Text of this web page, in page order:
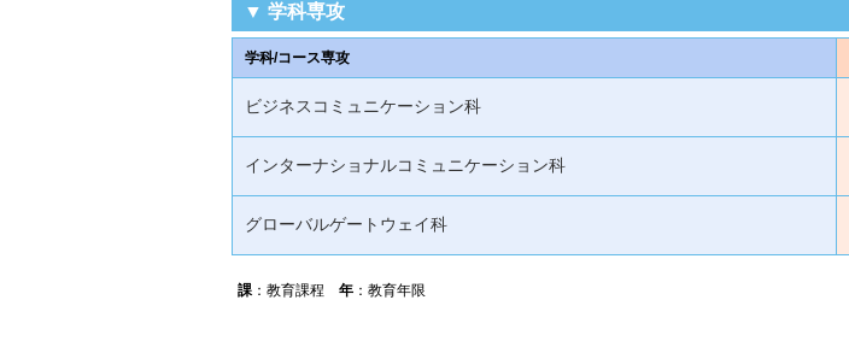
▼ 学科専攻
学科/コース専攻
ビジネスコミュニケーション科
インターナショナルコミュニケーション科
グローバルゲートウェイ科
課 ：教育課程 年 ：教育年限